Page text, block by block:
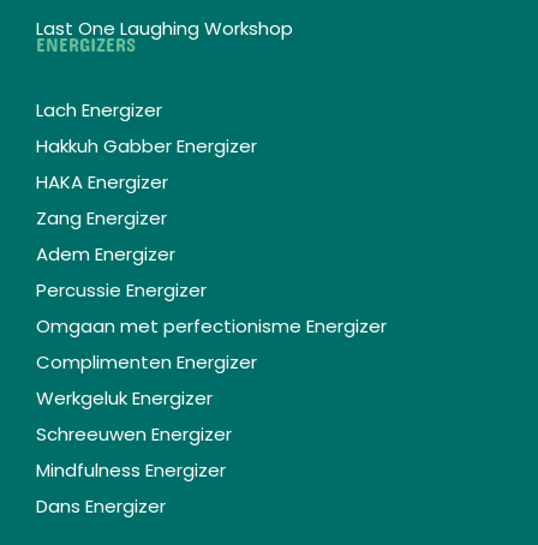
Last One Laughing Workshop
ENERGIZERS
Lach Energizer
Hakkuh Gabber Energizer
HAKA Energizer
Zang Energizer
Adem Energizer
Percussie Energizer
Omgaan met perfectionisme Energizer
Complimenten Energizer
Werkgeluk Energizer
Schreeuwen Energizer
Mindfulness Energizer
Dans Energizer